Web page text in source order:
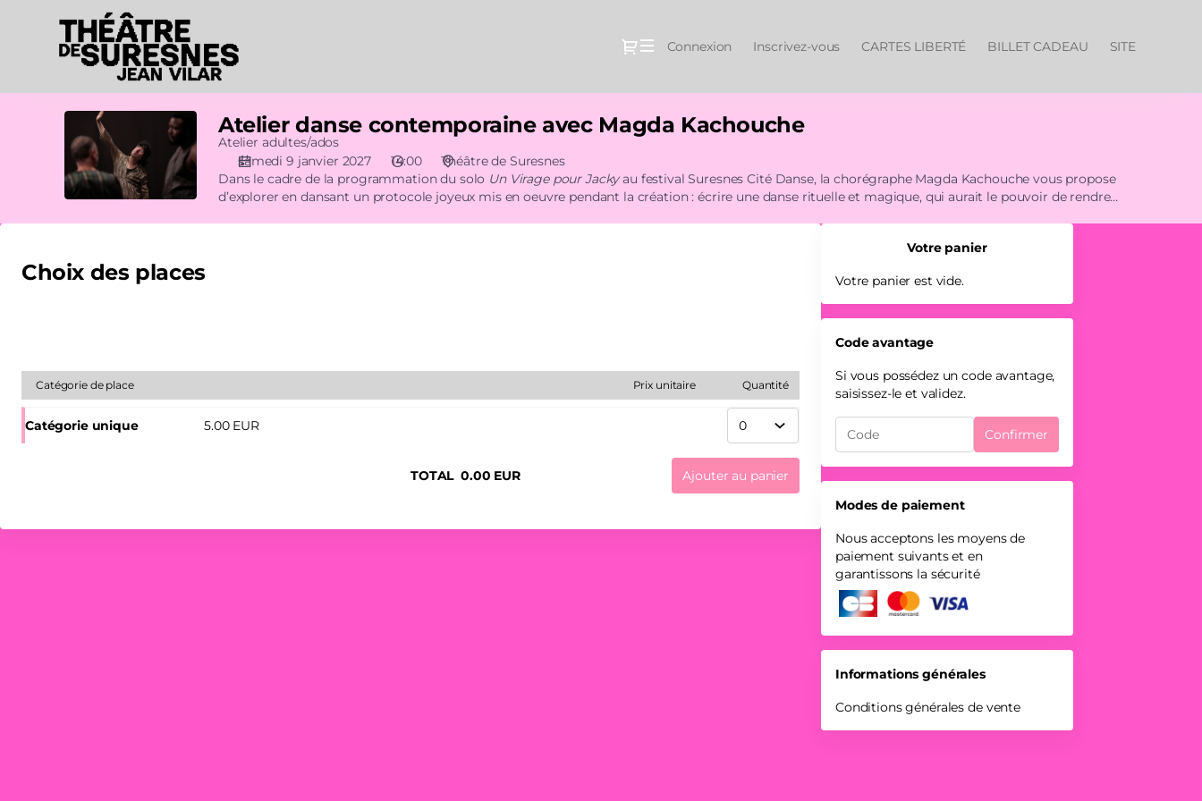
Dialogue
Connexion Inscrivez-vous CARTES LIBERTÉ BILLET CADEAU SITE
Atelier
contemporaine
avec
Suresnes
Jean
Vilar
Atelier
danse
contemporaine
avec
Magda
Atelier danse contemporaine avec Magda Kachouche
Atelier adultes/ados
samedi 9 janvier 2027
14:00
Théâtre de Suresnes
Dans le cadre de la programmation du solo Un Virage pour Jackyau festival Suresnes Cité Danse, la chorégraphe Magda Kachouche vous propose
d’explorer en dansant un protocole joyeux mis en oeuvre pendant la création : écrire une danse rituelle et magique, qui aurait le pouvoir de rendre
Choix des places
Catégorie de place Quantité
Prix unitaire
Catégorie unique 5.00 EUR
TOTAL 0.00 EUR Ajouter au panier
Votre panier
Votre panier est vide.
Code avantage
Si vous possédez un code avantage,
saisissez-le et validez.
Confirmer
Modes de paiement
Nous acceptons les moyens de
paiement suivants et en
garantissons la sécurité
Informations générales
Conditions générales de vente